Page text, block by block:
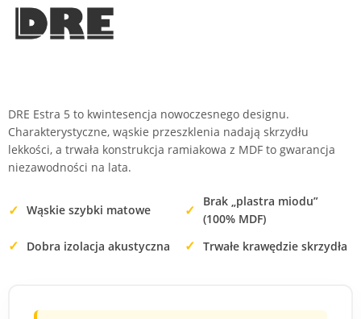
DRE Estra 5 to kwintesencja nowoczesnego designu.
Charakterystyczne, wąskie przeszklenia nadają skrzydłu
lekkości, a trwała konstrukcja ramiakowa z MDF to gwarancja
niezawodności na lata.
Wąskie szybki matowe
Brak „plastra miodu”
(100% MDF)
Dobra izolacja akustyczna
Trwałe krawędzie skrzydła